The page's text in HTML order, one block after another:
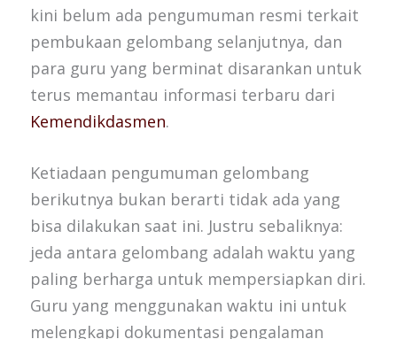
kini belum ada pengumuman resmi terkait
pembukaan gelombang selanjutnya, dan
para guru yang berminat disarankan untuk
terus memantau informasi terbaru dari
Kemendikdasmen.
Ketiadaan pengumuman gelombang
berikutnya bukan berarti tidak ada yang
bisa dilakukan saat ini. Justru sebaliknya:
jeda antara gelombang adalah waktu yang
paling berharga untuk mempersiapkan diri.
Guru yang menggunakan waktu ini untuk
melengkapi dokumentasi pengalaman